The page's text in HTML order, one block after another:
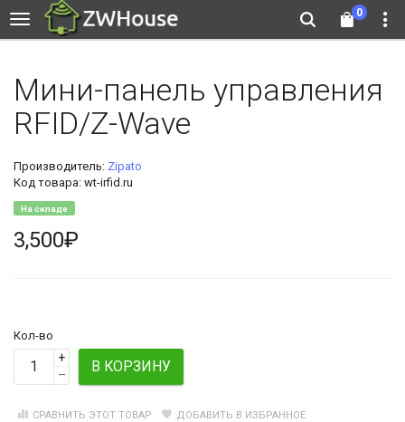
0
Мини-панель управления
RFID/Z-Wave
Производитель: Zipato
Код товара: wt-irfid.ru
На складе
3,500₽
Кол-во
+
–
В КОРЗИНУ
СРАВНИТЬ ЭТОТ ТОВАР ДОБАВИТЬ В ИЗБРАННОЕ